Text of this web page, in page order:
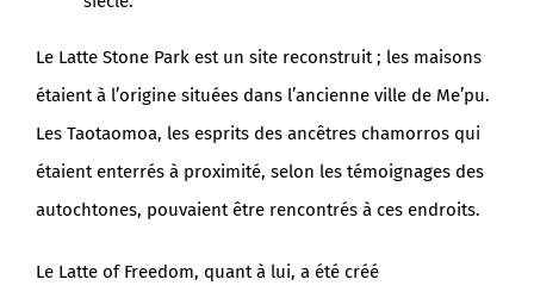
Le Latte Stone Park est un site reconstruit ; les maisons
étaient à l’origine situées dans l’ancienne ville de Me’pu.
Les Taotaomoa, les esprits des ancêtres chamorros qui
étaient enterrés à proximité, selon les témoignages des
autochtones, pouvaient être rencontrés à ces endroits.
Le Latte of Freedom, quant à lui, a été créé